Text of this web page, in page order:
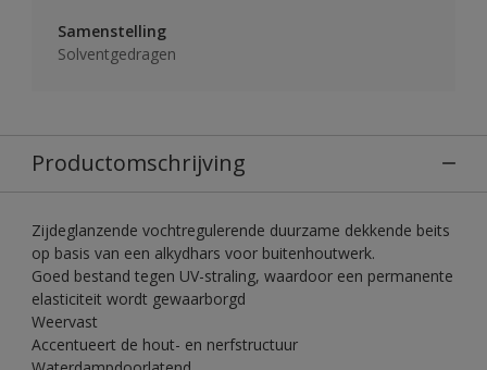
Samenstelling
Solventgedragen
Productomschrijving
Zijdeglanzende vochtregulerende duurzame dekkende beits
op basis van een alkydhars voor buitenhoutwerk.
Goed bestand tegen UV-straling, waardoor een permanente
elasticiteit wordt gewaarborgd
Weervast
Accentueert de hout- en nerfstructuur